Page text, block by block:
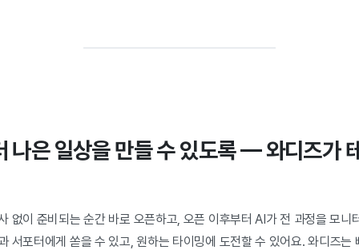
나은 일상을 만들 수 있도록 — 와디즈가
없이 준비되는 순간 바로 오픈하고, 오픈 이후부터 AI가 전 과정을 모니
서포터에게 쏟을 수 있고, 원하는 타이밍에 도전할 수 있어요. 와디즈는